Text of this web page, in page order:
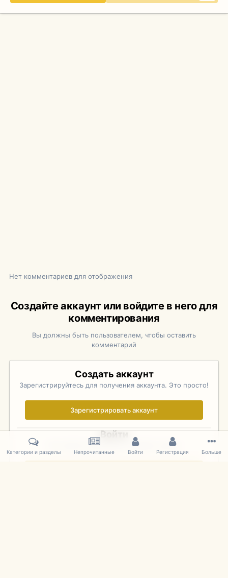
Нет комментариев для отображения
Создайте аккаунт или войдите в него для
комментирования
Вы должны быть пользователем, чтобы оставить
комментарий
Создать аккаунт
Зарегистрируйтесь для получения аккаунта. Это просто!
Зарегистрировать аккаунт
Войти
Уже зарегистрированы? Войдите здесь.
Категории и разделы Непрочитанные Войти Регистрация Больше